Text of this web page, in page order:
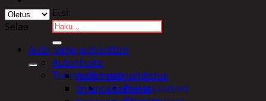
Etsi:
Tuotevalikoima
Poistotuotteet
Selaa
Auto, vene ja moottori
Autonhoito
Auton sisäpuhdistus
ilmanraikastimet